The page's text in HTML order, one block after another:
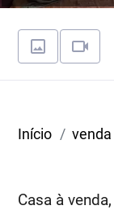
Início venda
Casa à